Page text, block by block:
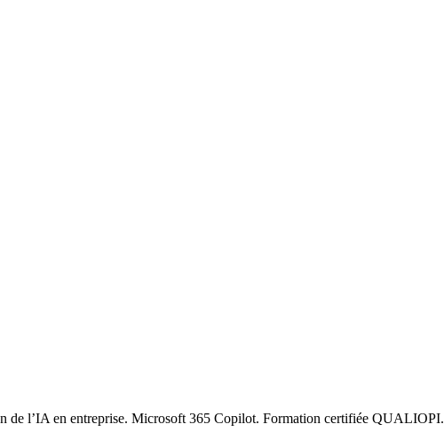
de l’IA en entreprise. Microsoft 365 Copilot. Formation certifiée QUALIOPI.